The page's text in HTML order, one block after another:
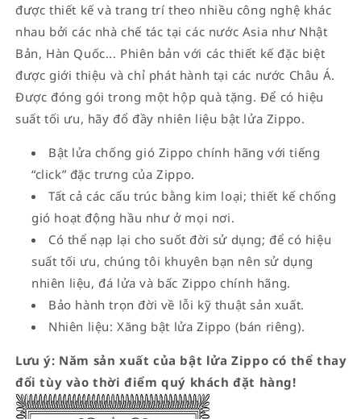
được thiết kế và trang trí theo nhiều công nghệ khác
nhau bởi các nhà chế tác tại các nước Asia như Nhật
Bản, Hàn Quốc... Phiên bản với các thiết kế đặc biệt
được giới thiệu và chỉ phát hành tại các nước Châu Á.
Được đóng gói trong một hộp quà tặng. Để có hiệu
suất tối ưu, hãy đổ đầy nhiên liệu bật lửa Zippo.
Bật lửa chống gió Zippo chính hãng với tiếng
“click” đặc trưng của Zippo.
Tất cả các cấu trúc bằng kim loại; thiết kế chống
gió hoạt động hầu như ở mọi nơi.
Có thể nạp lại cho suốt đời sử dụng; để có hiệu
suất tối ưu, chúng tôi khuyên bạn nên sử dụng
nhiên liệu, đá lửa và bấc Zippo chính hãng.
Bảo hành trọn đời về lỗi kỹ thuật sản xuất.
Nhiên liệu: Xăng bật lửa Zippo (bán riêng).
Lưu ý: Năm sản xuất của bật lửa Zippo có thể thay
đổi tùy vào thời điểm quý khách đặt hàng!